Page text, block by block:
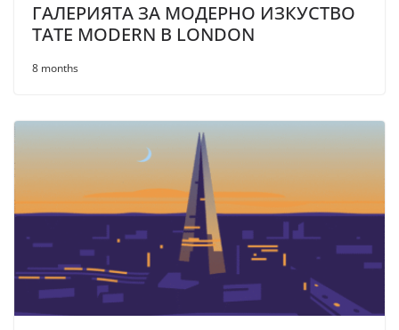
ГАЛЕРИЯТА ЗА МОДЕРНО ИЗКУСТВО
TATE MODERN В LONDON
8 months